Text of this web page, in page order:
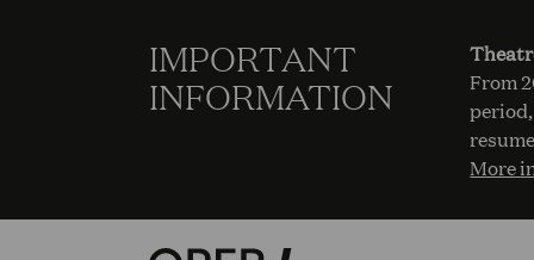
IMPORTANT
INFORMATION
From
More